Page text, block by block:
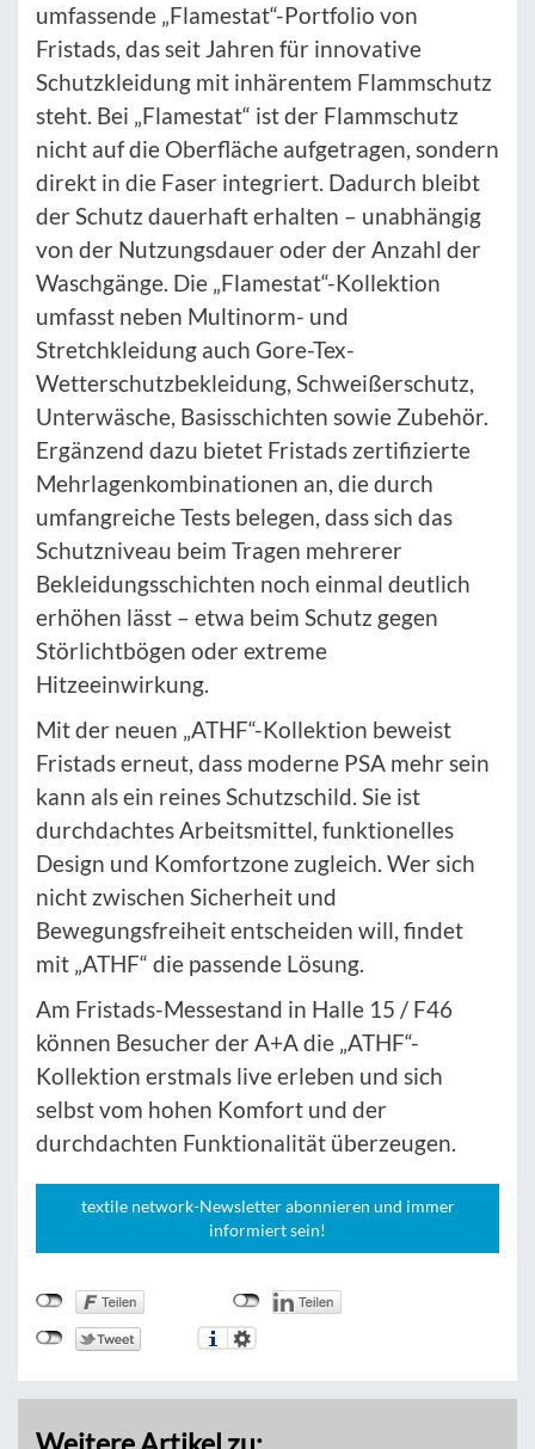
umfassende „Flamestat“-Portfolio von
Fristads, das seit Jahren für innovative
Schutzkleidung mit inhärentem Flammschutz
steht. Bei „Flamestat“ ist der Flammschutz
nicht auf die Oberfläche aufgetragen, sondern
direkt in die Faser integriert. Dadurch bleibt
der Schutz dauerhaft erhalten – unabhängig
von der Nutzungsdauer oder der Anzahl der
Waschgänge. Die „Flamestat“-Kollektion
umfasst neben Multinorm- und
Stretchkleidung auch Gore-Tex-
Wetterschutzbekleidung, Schweißerschutz,
Unterwäsche, Basisschichten sowie Zubehör.
Ergänzend dazu bietet Fristads zertifizierte
Mehrlagenkombinationen an, die durch
umfangreiche Tests belegen, dass sich das
Schutzniveau beim Tragen mehrerer
Bekleidungsschichten noch einmal deutlich
erhöhen lässt – etwa beim Schutz gegen
Störlichtbögen oder extreme
Hitzeeinwirkung.
Mit der neuen „ATHF“-Kollektion beweist
Fristads erneut, dass moderne PSA mehr sein
kann als ein reines Schutzschild. Sie ist
durchdachtes Arbeitsmittel, funktionelles
Design und Komfortzone zugleich. Wer sich
nicht zwischen Sicherheit und
Bewegungsfreiheit entscheiden will, findet
mit „ATHF“ die passende Lösung.
Am Fristads-Messestand in Halle 15 / F46
können Besucher der A+A die „ATHF“-
Kollektion erstmals live erleben und sich
selbst vom hohen Komfort und der
durchdachten Funktionalität überzeugen.
textile network-Newsletter abonnieren und immer
informiert sein!